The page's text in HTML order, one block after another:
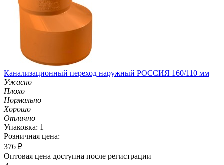
Канализационный переход наружный РОССИЯ 160/110 мм
Ужасно
Плохо
Нормально
Хорошо
Отлично
Упаковка: 1
Розничная цена:
376 ₽
Оптовая цена доступна после регистрации